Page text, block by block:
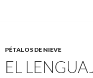
PÉTALOS DE NIEVE
EL